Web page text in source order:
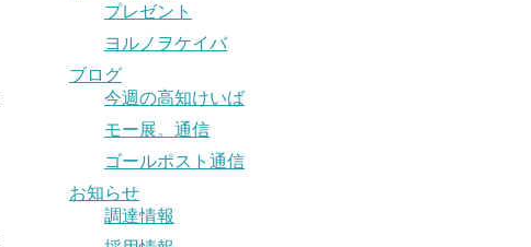
プレゼント
ヨルノヲケイバ
ブログ
今週の高知けいば
モー展。通信
ゴールポスト通信
お知らせ
調達情報